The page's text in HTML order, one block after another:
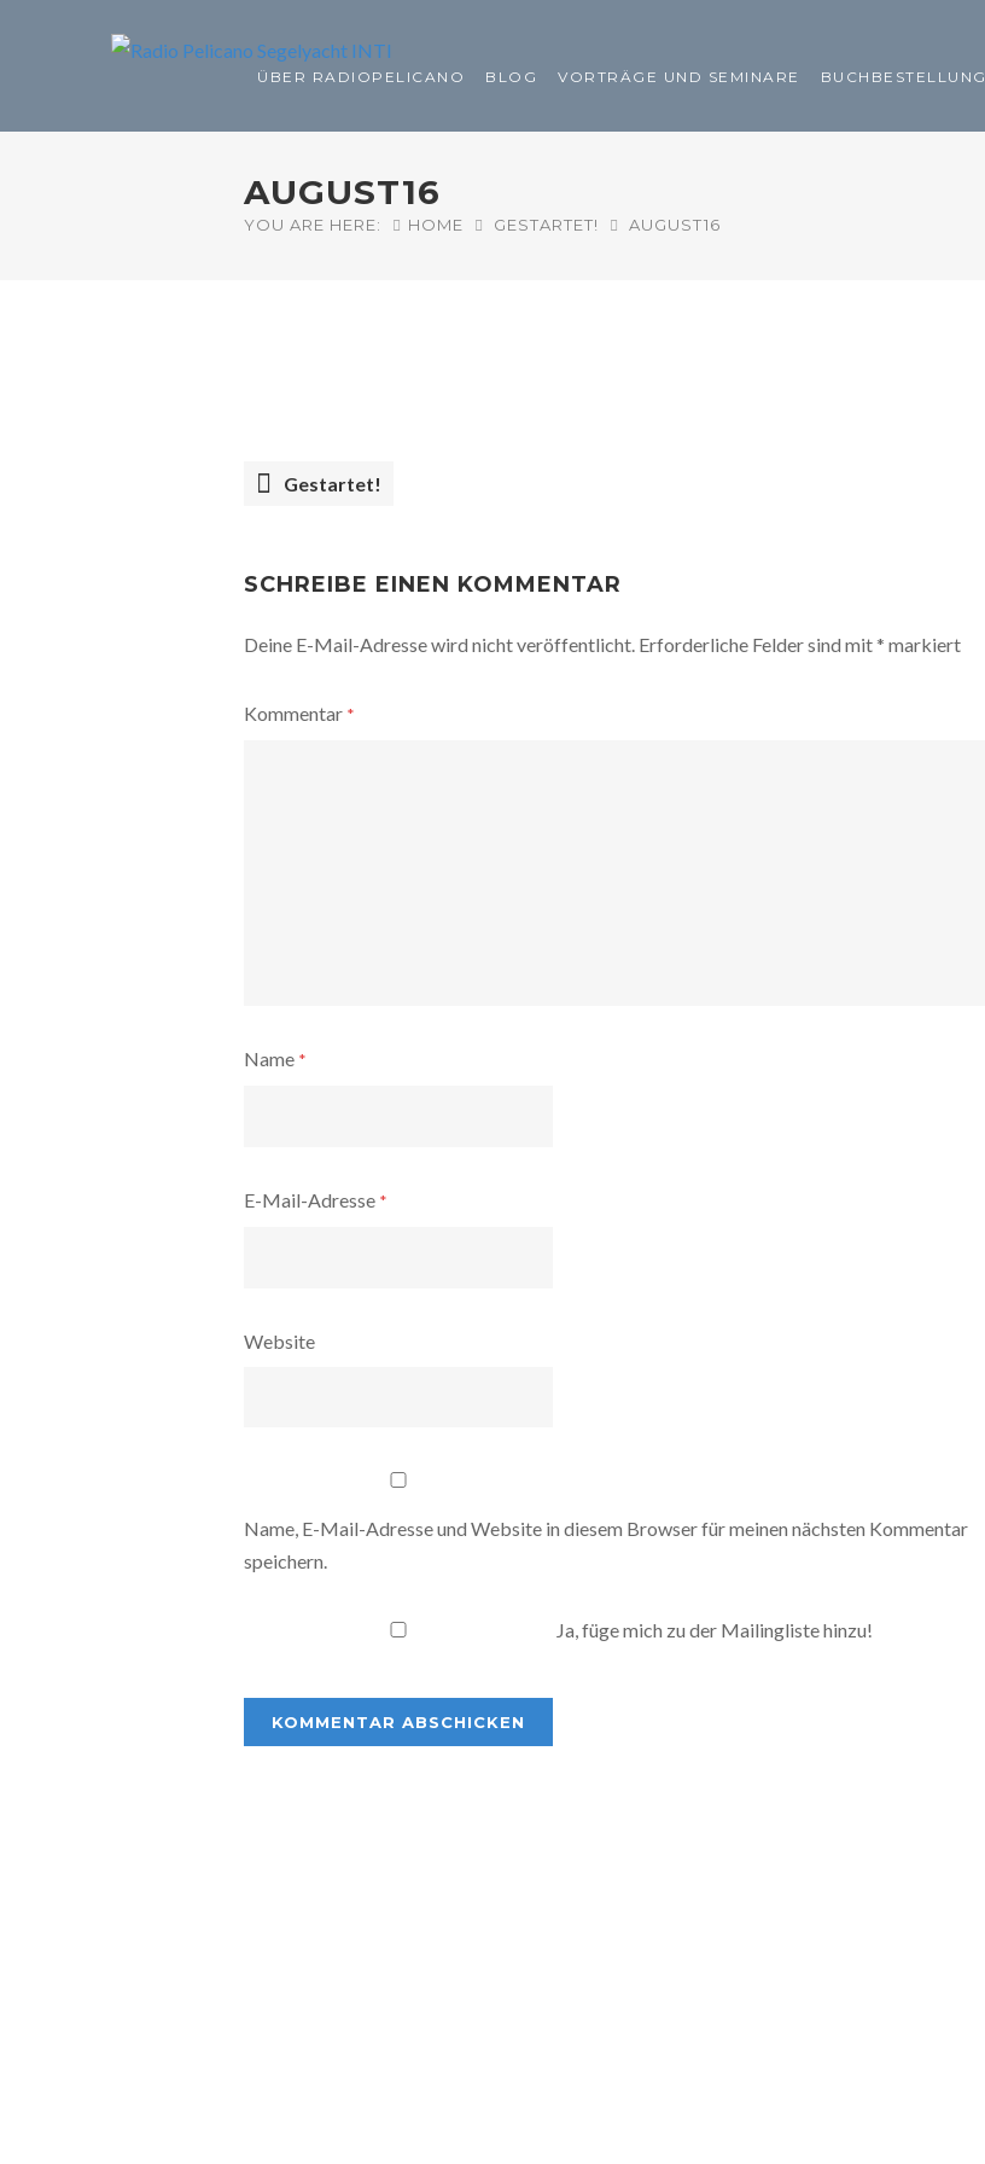
ÜBER RADIOPELICANO BLOG VORTRÄGE UND SEMINARE BUCHBESTELLUNG
AUGUST16
YOU ARE HERE: HOME GESTARTET! AUGUST16
NAVIGATION
Gestartet!
SCHREIBE EINEN KOMMENTAR
Deine E-Mail-Adresse wird nicht veröffentlicht. Erforderliche Felder sind mit* markiert
Kommentar *
Name *
E-Mail-Adresse *
Website
Name, E-Mail-Adresse und Website in diesem Browser für meinen nächsten Kommentar
speichern.
Ja, füge mich zu der Mailingliste hinzu!